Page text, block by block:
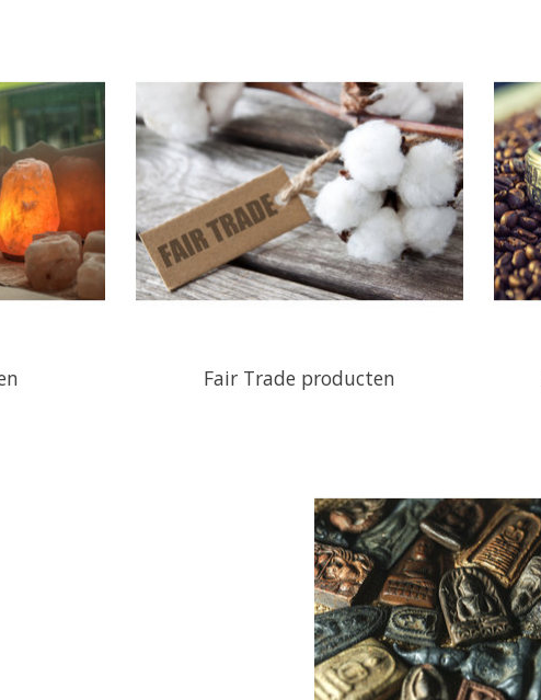
Fair Trade producten